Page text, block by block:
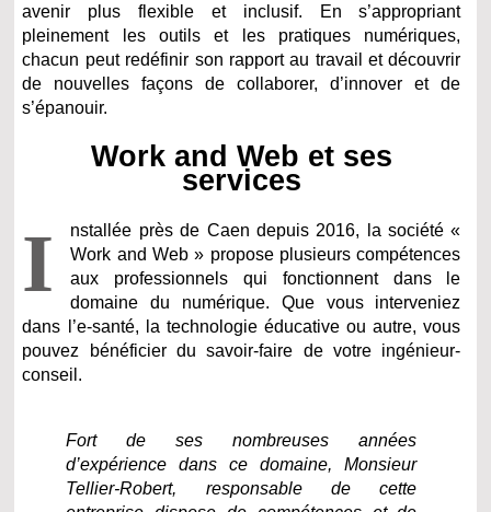
avenir plus flexible et inclusif. En s’appropriant
pleinement les outils et les pratiques numériques,
chacun peut redéfinir son rapport au travail et découvrir
de nouvelles façons de collaborer, d’innover et de
s’épanouir.
Work and Web et ses
services
I
nstallée près de Caen depuis 2016, la société «
Work and Web » propose plusieurs compétences
aux professionnels qui fonctionnent dans le
domaine du numérique. Que vous interveniez
dans l’e-santé, la technologie éducative ou autre, vous
pouvez bénéficier du savoir-faire de votre ingénieur-
conseil.
Fort de ses nombreuses années
d’expérience dans ce domaine, Monsieur
Tellier-Robert, responsable de cette